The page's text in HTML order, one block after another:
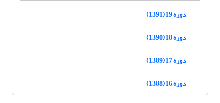
دوره 19 (1391)
دوره 18 (1390)
دوره 17 (1389)
دوره 16 (1388)